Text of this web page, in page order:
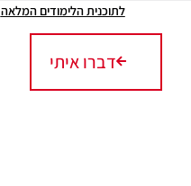
לתוכנית הלימודים המלאה
דברו איתי